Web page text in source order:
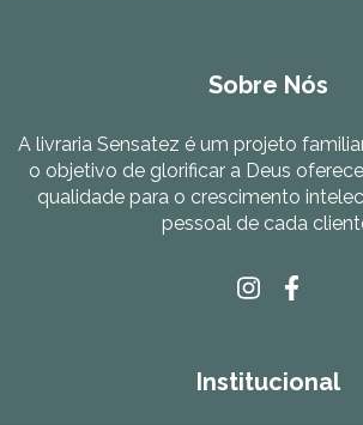
Sobre Nós
A livraria Sensatez é um projeto
o objetivo de glorificar a Deus
qualidade para o crescimento
pessoal de cada
Institucional